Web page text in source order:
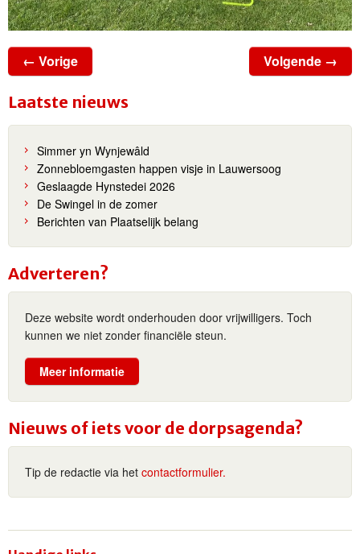
← Vorige Volgende →
Laatste nieuws
Simmer yn Wynjewâld
Zonnebloemgasten happen visje in Lauwersoog
Geslaagde Hynstedei 2026
De Swingel in de zomer
Berichten van Plaatselijk belang
Adverteren?
Deze website wordt onderhouden door vrijwilligers. Toch
kunnen we niet zonder financiële steun.
Meer informatie
Nieuws of iets voor de dorpsagenda?
Tip de redactie via het contactformulier.